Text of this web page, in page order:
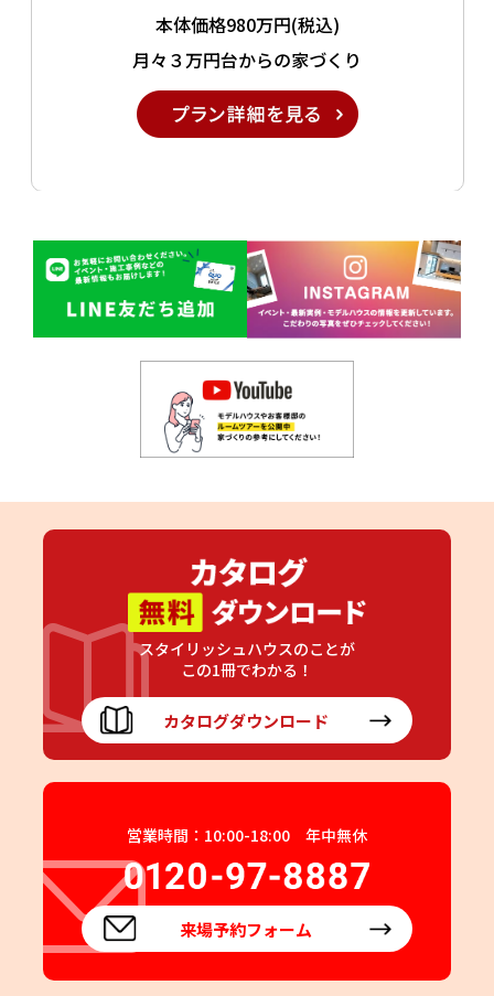
オンリーワンをカタチにする
あらゆる要望にお応えした住宅
スタイリッシュハウスのことが
この1冊でわかる！
カタログダウンロード
営業時間：10:00-18:00 年中無休
来場予約フォーム